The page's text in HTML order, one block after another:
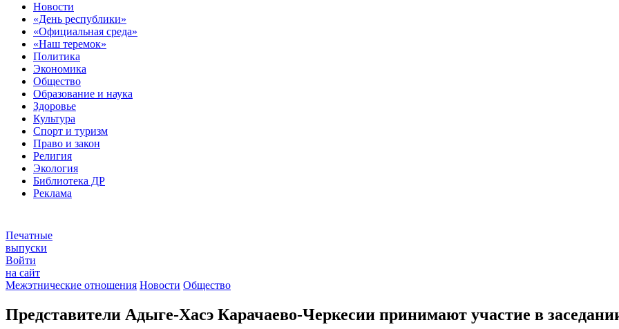
Новости
«День республики»
«Официальная среда»
«Наш теремок»
Политика
Экономика
Общество
Образование и наука
Здоровье
Культура
Спорт и туризм
Право и закон
Религия
Экология
Библиотека ДР
Реклама
Печатные
выпуски
Войти
на сайт
Межэтнические отношения Новости Общество
Представители Адыге-Хасэ Карачаево-Черкесии принимают участие в